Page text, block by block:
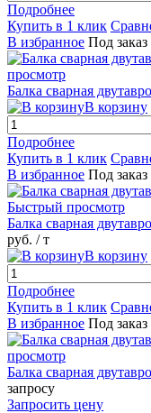
Подробнее
Купить в 1 клик
В избранное Под заказ
просмотр
Балка сварная
В корзину
Подробнее
Купить в 1 клик
В избранное Под заказ
Быстрый просмотр
Балка сварная
руб. / т
В корзину
Подробнее
Купить в 1 клик
В избранное Под заказ
просмотр
Балка сварная
запросу
Запросить цену